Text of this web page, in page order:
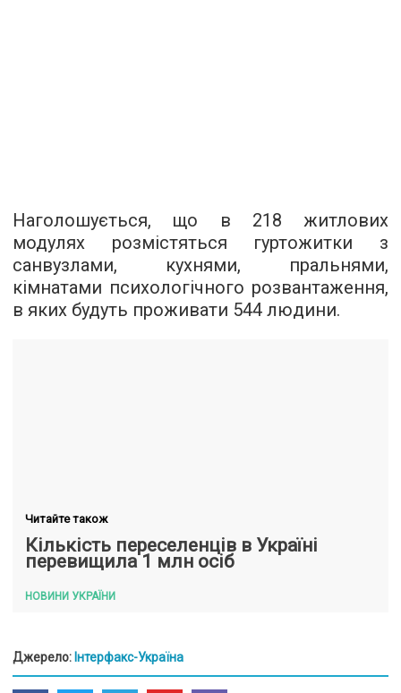
Наголошується, що в 218 житлових
модулях розмістяться гуртожитки з
санвузлами, кухнями, пральнями,
кімнатами психологічного розвантаження,
в яких будуть проживати 544 людини.
Читайте також
Кількість переселенців в Україні
перевищила 1 млн осіб
НОВИНИ УКРАЇНИ
Джерело: Інтерфакс-Україна